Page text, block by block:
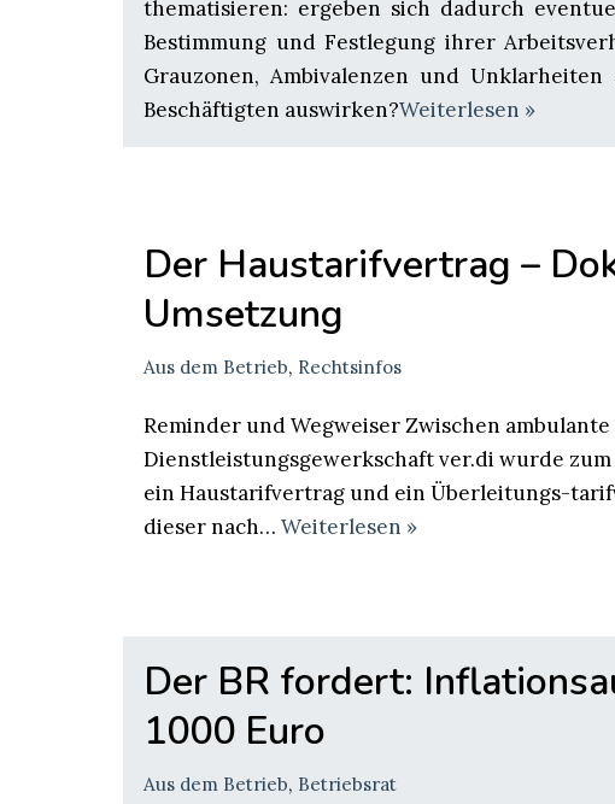
thematisieren: ergeben sich dadurch
Bestimmung und Festlegung ihrer
Grauzonen, Ambivalenzen und
Beschäftigten auswirken?Weiterlesen »
Der Haustarifvertrag –
Umsetzung
Aus dem Betrieb, Rechtsinfos
Reminder und Wegweiser Zwischen
Dienstleistungsgewerkschaft ver.di wurde zum
ein Haustarifvertrag und ein Überleitungs-
dieser nach… Weiterlesen »
Der BR fordert:
1000 Euro
Aus dem Betrieb, Betriebsrat